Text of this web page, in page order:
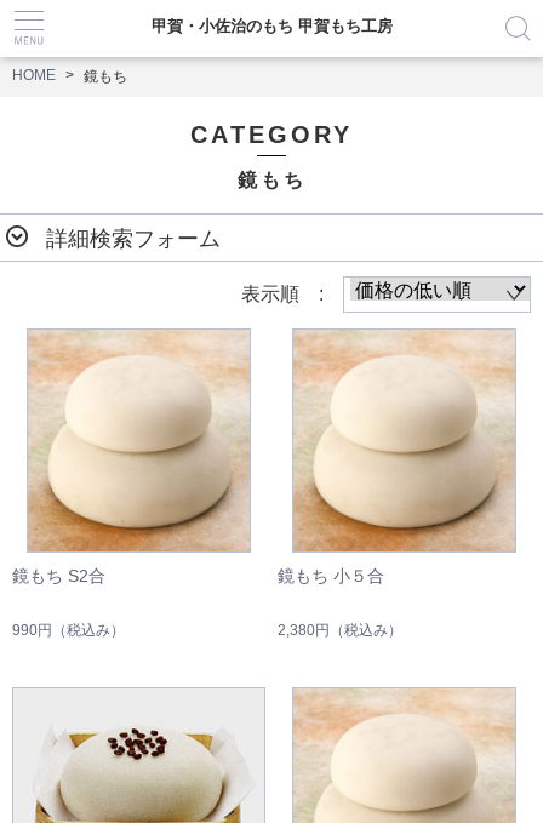
甲賀・小佐治のもち 甲賀もち工房
HOME 鏡もち
CATEGORY
鏡もち
詳細検索フォーム
表示順 :
鏡もち S2合
990円 （税込み）
鏡もち 小５合
2,380円 （税込み）